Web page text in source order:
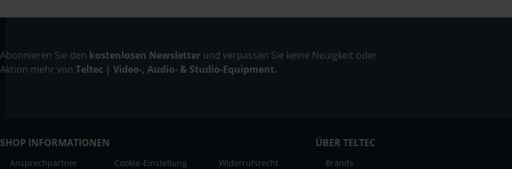
Abonnieren Sie den kostenlosen Newsletter und verpassen Sie keine Neuigkeit oder
Aktion mehr von Teltec | Video-, Audio- & Studio-Equipment.
SHOP INFORMATIONEN
Ansprechpartner
Cookie-Einstellung
Widerrufsrecht
ÜBER TELTEC
Brands